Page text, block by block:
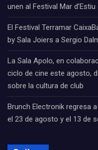
unen al Festival Mar
El Festival Terramar
by Sala Joiers a Sergio
La Sala Apolo, en
ciclo de cine este agosto,
sobre la cultura de club
Brunch Electronik regresa
el 23 de agosto y el 13 de